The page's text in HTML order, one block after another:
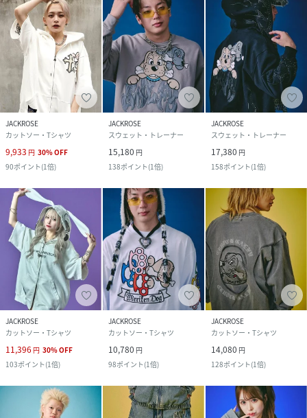
JACKROSE
カットソー・Tシャツ
9,933 円 30%OFF
90ポイント(1倍)
JACKROSE
スウェット・トレーナー
15,180 円
138ポイント(1倍)
JACKROSE
スウェット・トレーナー
17,380 円
158ポイント(1倍)
JACKROSE
カットソー・Tシャツ
11,396 円 30%OFF
103ポイント(1倍)
JACKROSE
カットソー・Tシャツ
10,780 円
98ポイント(1倍)
JACKROSE
カットソー・Tシャツ
14,080 円
128ポイント(1倍)